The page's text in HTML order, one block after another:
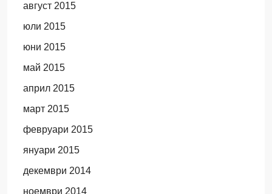
август 2015
юли 2015
юни 2015
май 2015
април 2015
март 2015
февруари 2015
януари 2015
декември 2014
ноември 2014